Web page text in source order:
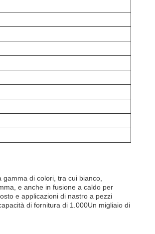
di colori, tra cui bianco,
e anche in fusione a caldo per
e applicazioni di nastro a pezzi
di fornitura di 1.000Un migliaio di